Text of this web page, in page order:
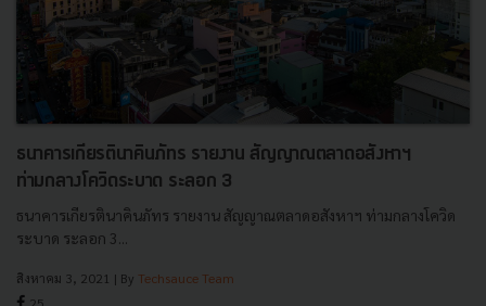
ธนาคารเกียรตินาคินภัทร รายงาน สัญญาณตลาดอสังหาฯ
ท่ามกลางโควิดระบาด ระลอก 3
ธนาคารเกียรตินาคินภัทร รายงาน สัญญาณตลาดอสังหาฯ ท่ามกลางโควิด
ระบาด ระลอก 3...
สิงหาคม 3, 2021 | By Techsauce Team
25